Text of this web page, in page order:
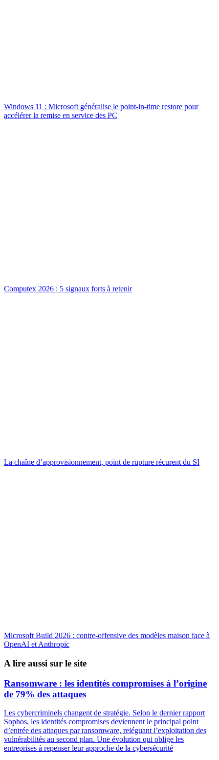
Windows 11 : Microsoft généralise le point-in-time restore pour
accélérer la remise en service des PC
Computex 2026 : 5 signaux forts à retenir
La chaîne d’approvisionnement, point de rupture récurent du SI
Microsoft Build 2026 : contre-offensive des modèles maison face à
OpenAI et Anthropic
A lire aussi sur le site
Ransomware : les identités compromises à l’origine
de 79% des attaques
Les cybercriminels changent de stratégie. Selon le dernier rapport
Sophos, les identités compromises deviennent le principal point
d’entrée des attaques par ransomware, reléguant l’exploitation des
vulnérabilités au second plan. Une évolution qui oblige les
entreprises à repenser leur approche de la cybersécurité